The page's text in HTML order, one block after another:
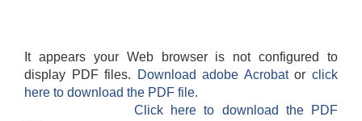
It appears your Web browser is not configured to
display PDF files.
Download adobe Acrobatorclick
here to download the PDF file.
Click here to download the PDF